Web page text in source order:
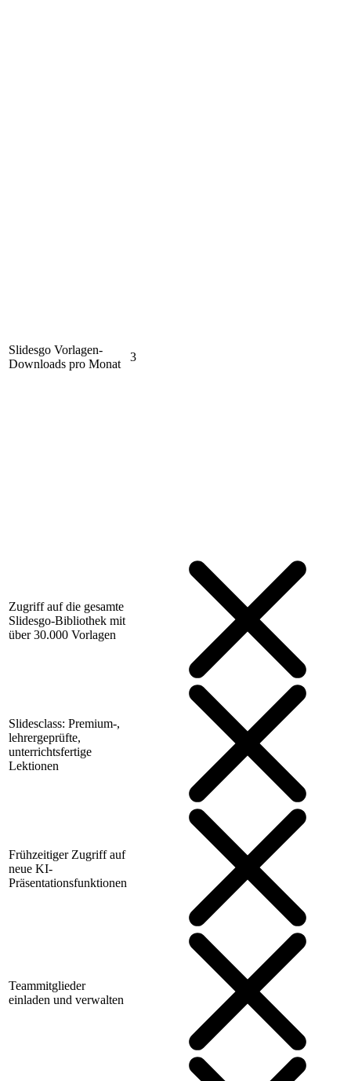
Slidesgo Vorlagen-
Downloads pro Monat
3
Zugriff auf die gesamte
Slidesgo-Bibliothek mit
über 30.000 Vorlagen
Slidesclass: Premium-,
lehrergeprüfte,
unterrichtsfertige
Lektionen
Frühzeitiger Zugriff auf
neue KI-
Präsentationsfunktionen
Teammitglieder
einladen und verwalten